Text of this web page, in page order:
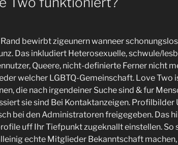
bewirbt zigeunern wanneer
Das inkludiert Heterosexuelle, schwule/
Queere, nicht-definierte Ferner nicht
welcher LGBTQ-Gemeinschaft. Love Two
die nach irgendeiner Suche sind & fur
sie sind Bei Kontaktanzeigen. Profilbilder
bei den Administratoren freigegeben. Das
uff Ihr Tiefpunkt zugeknallt einstellen. So
echte Mitglieder Bekanntschaft